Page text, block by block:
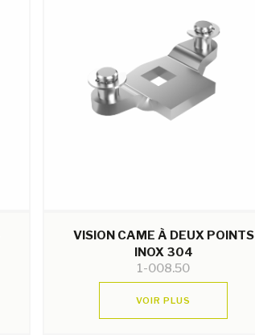
VISION CAME À DEUX POINTS
INOX 304
1-008.50
VOIR PLUS